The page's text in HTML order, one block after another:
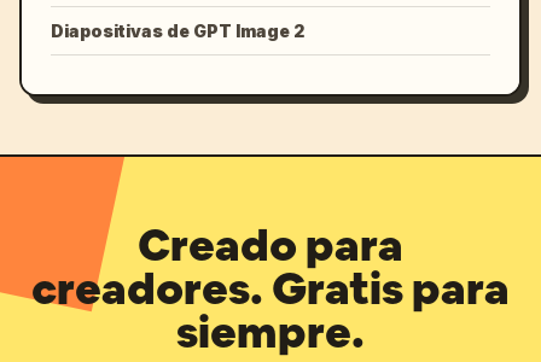
Diapositivas de GPT Image 2
Creado para
creadores. Gratis para
siempre.